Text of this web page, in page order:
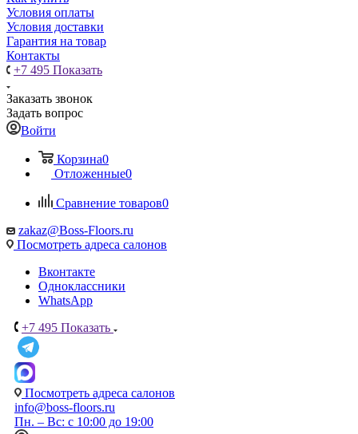
Условия оплаты
Условия доставки
Гарантия на товар
Контакты
+7 495 Показать
Заказать звонок
Задать вопрос
Войти
Корзина0
Отложенные0
Сравнение товаров0
zakaz@Boss-Floors.ru
Посмотреть адреса салонов
Вконтакте
Одноклассники
WhatsApp
+7 495 Показать
Посмотреть адреса салонов
info@boss-floors.ru
Пн. – Вс: с 10:00 до 19:00